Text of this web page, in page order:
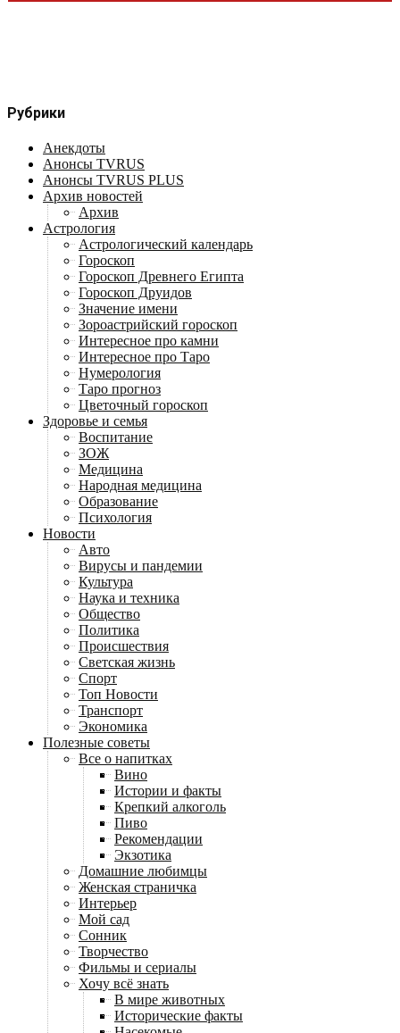
Рубрики
Анекдоты
Анонсы TVRUS
Анонсы TVRUS PLUS
Архив новостей
Архив
Астрология
Астрологический календарь
Гороскоп
Гороскоп Древнего Египта
Гороскоп Друидов
Значение имени
Зороастрийский гороскоп
Интересное про камни
Интересное про Таро
Нумерология
Таро прогноз
Цветочный гороскоп
Здоровье и семья
Воспитание
ЗОЖ
Медицина
Народная медицина
Образование
Психология
Новости
Авто
Вирусы и пандемии
Культура
Наука и техника
Общество
Политика
Происшествия
Светская жизнь
Спорт
Топ Новости
Транспорт
Экономика
Полезные советы
Все о напитках
Вино
Истории и факты
Крепкий алкоголь
Пиво
Рекомендации
Экзотика
Домашние любимцы
Женская страничка
Интерьер
Мой сад
Сонник
Творчество
Фильмы и сериалы
Хочу всё знать
В мире животных
Исторические факты